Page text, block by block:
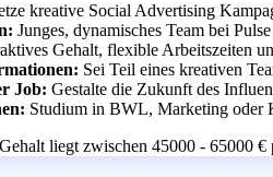
kreative Social Advertising
Junges, dynamisches Team bei
Gehalt, flexible Arbeitszeiten
Sei Teil eines kreativen
Job: Gestalte die Zukunft des
Studium in BWL, Marketing oder
liegt zwischen 45000 - 65000 €